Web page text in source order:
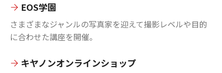
EOS学園
さまざまなジャンルの写真家を迎えて撮影レベルや目的
に合わせた講座を開催。
キヤノンオンラインショップ